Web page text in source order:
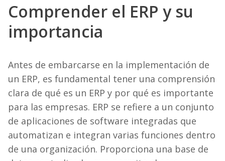
Comprender el ERP y su
importancia
Antes de embarcarse en la implementación de
un ERP, es fundamental tener una comprensión
clara de qué es un ERP y por qué es importante
para las empresas. ERP se refiere a un conjunto
de aplicaciones de software integradas que
automatizan e integran varias funciones dentro
de una organización. Proporciona una base de